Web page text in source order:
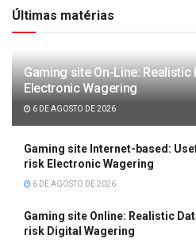
Últimas matérias
Gaming site On-Line:
Electronic Wagering
6 DE AGOSTO DE 2026
Gaming site Internet-based:
risk Electronic Wagering
6 DE AGOSTO DE 2026
Gaming site Online: Realistic
risk Digital Wagering